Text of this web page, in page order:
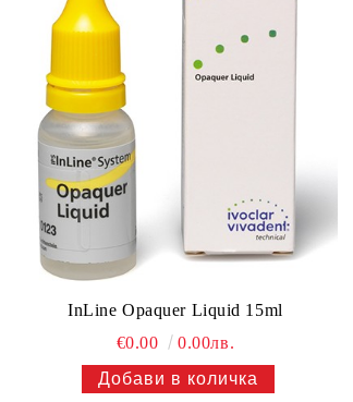
InLine Opaquer Liquid 15ml
€0.00
0.00лв.